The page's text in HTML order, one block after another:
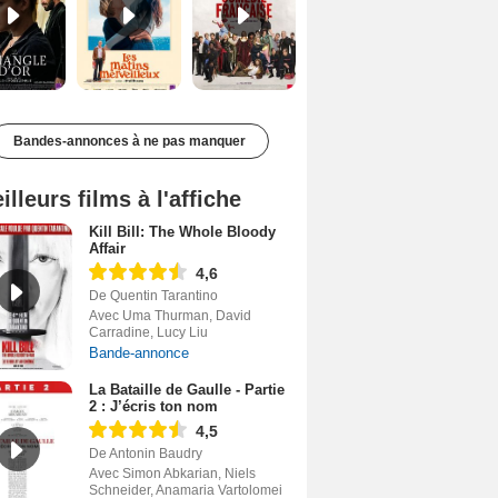
Bandes-annonces à ne pas manquer
films à l'affiche
Kill Bill: The Whole Bloody
Affair
4,6
De Quentin Tarantino
Avec Uma Thurman, David
Carradine, Lucy Liu
Bande-annonce
La Bataille de Gaulle - Partie
2 : J’écris ton nom
4,5
De Antonin Baudry
Avec Simon Abkarian, Niels
Schneider, Anamaria Vartolomei